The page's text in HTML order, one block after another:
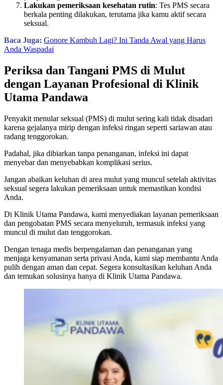
Lakukan pemeriksaan kesehatan rutin: Tes PMS secara
berkala penting dilakukan, terutama jika kamu aktif secara
seksual.
Baca Juga: Gonore Kambuh Lagi? Ini Tanda Awal yang Harus
Anda Waspadai
Periksa dan Tangani PMS di Mulut
dengan Layanan Profesional di Klinik
Utama Pandawa
Penyakit menular seksual (PMS) di mulut sering kali tidak disadari
karena gejalanya mirip dengan infeksi ringan seperti sariawan atau
radang tenggorokan.
Padahal, jika dibiarkan tanpa penanganan, infeksi ini dapat
menyebar dan menyebabkan komplikasi serius.
Jangan abaikan keluhan di area mulut yang muncul setelah aktivitas
seksual segera lakukan pemeriksaan untuk memastikan kondisi
Anda.
Di Klinik Utama Pandawa, kami menyediakan layanan pemeriksaan
dan pengobatan PMS secara menyeluruh, termasuk infeksi yang
muncul di mulut dan tenggorokan.
Dengan tenaga medis berpengalaman dan penanganan yang
menjaga kenyamanan serta privasi Anda, kami siap membantu Anda
pulih dengan aman dan cepat. Segera konsultasikan keluhan Anda
dan temukan solusinya hanya di Klinik Utama Pandawa.